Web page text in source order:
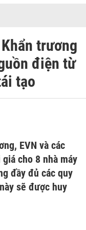
trương
điện từ
tạo
EVN và các
cho 8 nhà máy
đầy đủ các quy
sẽ được huy